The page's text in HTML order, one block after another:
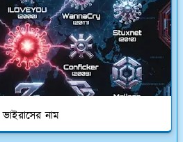
নাম